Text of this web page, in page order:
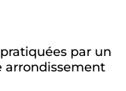
par un
arrondissement